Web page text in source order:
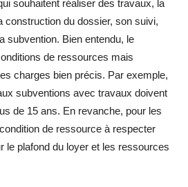
souhaitent réaliser des travaux, la
construction du dossier, son suivi,
subvention. Bien entendu, le
de ressources mais
charges bien précis. Par exemple,
subventions avec travaux doivent
de 15 ans. En revanche, pour les
de ressource à respecter
le plafond du loyer et les ressources